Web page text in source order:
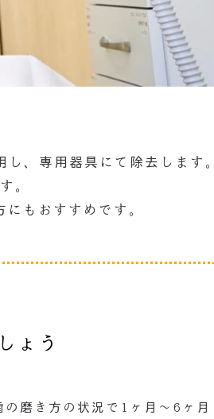
、専用器具にて除去します。
。
もおすすめです。
ょう
磨き方の状況で1ヶ月～6ヶ月